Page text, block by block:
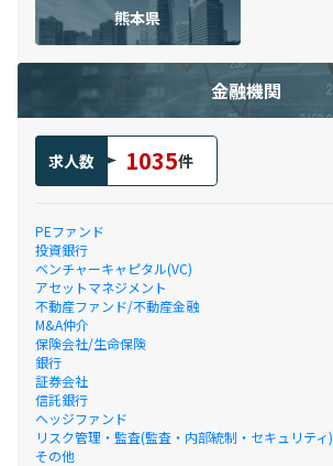
熊本県
金融機関
求人数 1035件
PEファンド
投資銀行
ベンチャーキャピタル(VC)
アセットマネジメント
不動産ファンド/不動産金融
M&A仲介
保険会社/生命保険
銀行
証券会社
信託銀行
ヘッジファンド
リスク管理・監査(監査・内部統制・セキュリティ)
その他